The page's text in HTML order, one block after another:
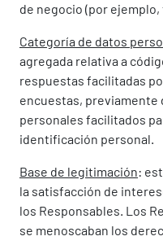
de negocio (por
Categoría de datos
agregada relativa a
respuestas facilitadas
encuestas, previamente
personales facilitados
identificación personal.
Base de legitimación:
la satisfacción de
los Responsables. Los
se menoscaban los